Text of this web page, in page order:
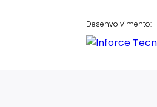
Desenvolvimento: